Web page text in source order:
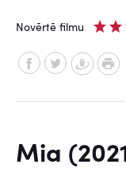
Novērtē filmu
Mia